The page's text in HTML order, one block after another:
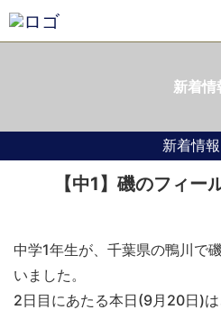
新着情
新着情報
【中1】磯のフィー
中学1年生が、千葉県の鴨川で
いました。
2日目にあたる本日(9月20日)